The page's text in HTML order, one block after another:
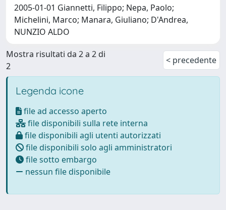
2005-01-01 Giannetti, Filippo; Nepa, Paolo;
Michelini, Marco; Manara, Giuliano; D'Andrea,
NUNZIO ALDO
Mostra risultati da 2 a 2 di
2
< precedente
Legenda icone
file ad accesso aperto
file disponibili sulla rete interna
file disponibili agli utenti autorizzati
file disponibili solo agli amministratori
file sotto embargo
nessun file disponibile